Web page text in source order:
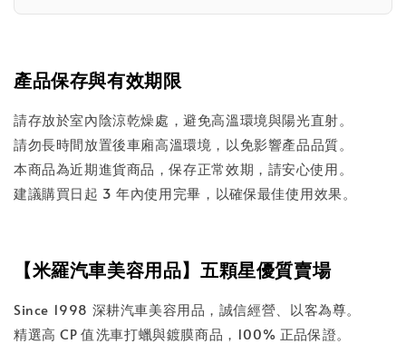
產品保存與有效期限
請存放於室內陰涼乾燥處，避免高溫環境與陽光直射。
請勿長時間放置後車廂高溫環境，以免影響產品品質。
本商品為近期進貨商品，保存正常效期，請安心使用。
建議購買日起 3 年內使用完畢，以確保最佳使用效果。
【米羅汽車美容用品】五顆星優質賣場
Since 1998 深耕汽車美容用品，誠信經營、以客為尊。
精選高 CP 值洗車打蠟與鍍膜商品，100% 正品保證。